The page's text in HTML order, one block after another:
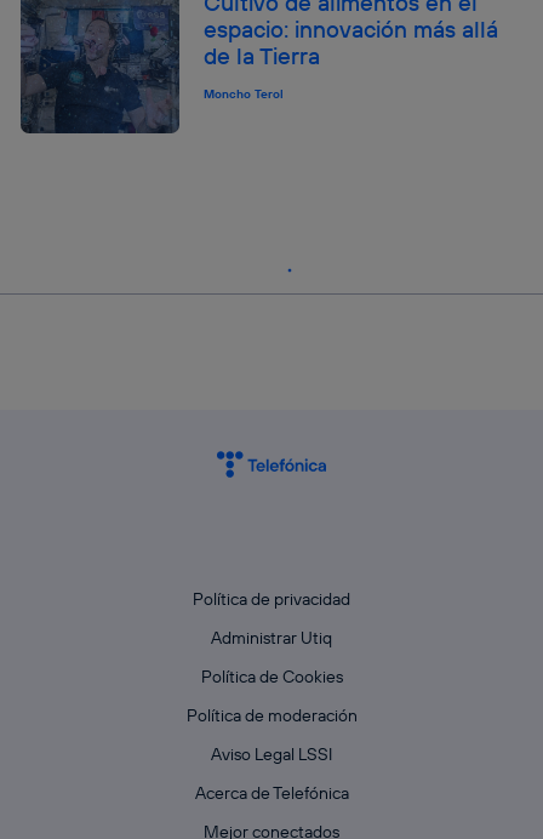
espacio: innovación más allá
de la Tierra
Moncho Terol
Política de privacidad
Administrar Utiq
Política de Cookies
Política de moderación
Aviso Legal LSSI
Acerca de Telefónica
Mejor conectados